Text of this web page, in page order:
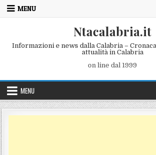
Skip to content
MENU
Ntacalabria.it
Informazioni e news dalla Calabria –
attualità in Calabria
on line dal 1999
MENU